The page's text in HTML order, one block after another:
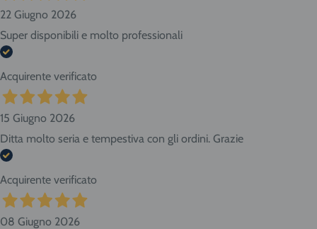
22 Giugno 2026
Super disponibili e molto professionali
Acquirente verificato
15 Giugno 2026
Ditta molto seria e tempestiva con gli ordini. Grazie
Acquirente verificato
08 Giugno 2026